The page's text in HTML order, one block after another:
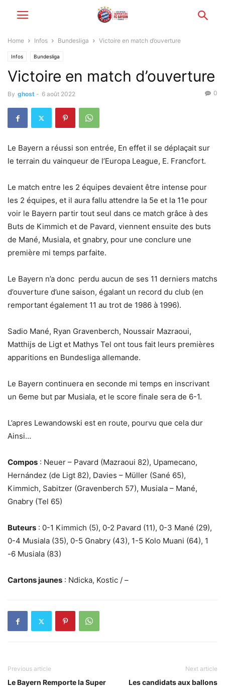
Home Infos Bundesliga Victoire en match d’ouverture
Infos Bundesliga
Victoire en match d’ouverture
By ghost - 6 août 2022 0
Le Bayern a réussi son entrée, En effet il se déplaçait sur
le terrain du vainqueur de l’Europa League, E. Francfort.
Le match entre les 2 équipes devaient être intense pour
les 2 équipes, et il aura fallu attendre la 5e et la 11e pour
voir le Bayern partir tout seul dans ce match grâce à des
Buts de Kimmich et de Pavard, viennent ensuite des buts
de Mané, Musiala, et gnabry, pour une conclure une
première mi temps parfaite.
Le Bayern n’a donc perdu aucun de ses 11 derniers matchs
d’ouverture d’une saison, égalant un record du club (en
remportant également 11 au trot de 1986 à 1996).
Sadio Mané, Ryan Gravenberch, Noussair Mazraoui,
Matthijs de Ligt et Mathys Tel ont tous fait leurs premières
apparitions en Bundesliga allemande.
Le Bayern continuera en seconde mi temps en inscrivant
un 6eme but par Musiala, et le score finale sera de 6-1.
L’apres Lewandowski est en route, pourvu que cela dur
Ainsi…
Compos : Neuer – Pavard (Mazraoui 82), Upamecano,
Hernández (de Ligt 82), Davies – Müller (Sané 65),
Kimmich, Sabitzer (Gravenberch 57), Musiala – Mané,
Gnabry (Tel 65)
Buteurs : 0-1 Kimmich (5), 0-2 Pavard (11), 0-3 Mané (29),
0-4 Musiala (35), 0-5 Gnabry (43), 1-5 Kolo Muani (64), 1
-6 Musiala (83)
Cartons jaunes : Ndicka, Kostic / –
Previous article
Le Bayern Remporte la Super
Next article
Les candidats aux ballons